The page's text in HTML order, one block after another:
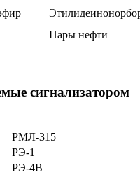
Пары нефти
сигнализатором
РМЛ-315
РЭ-1
РЭ-4В